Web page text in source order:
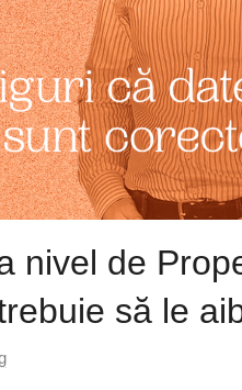
nivel de
să le